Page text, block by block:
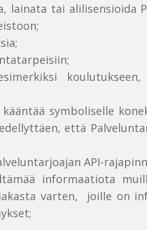
tai alilisensioida
symboliselle
että
API-
informaatiota
varten, joille on